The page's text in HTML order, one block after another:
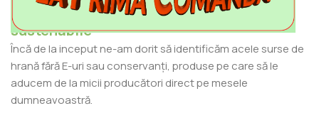
Produse 100% naturale, din surse
sustenabile
Încă de la inceput ne-am dorit să identificăm acele surse de
hrană fără E-uri sau conservanți, produse pe care să le
aducem de la micii producători direct pe mesele
dumneavoastră.